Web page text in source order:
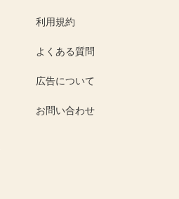
利用規約
よくある質問
広告について
お問い合わせ